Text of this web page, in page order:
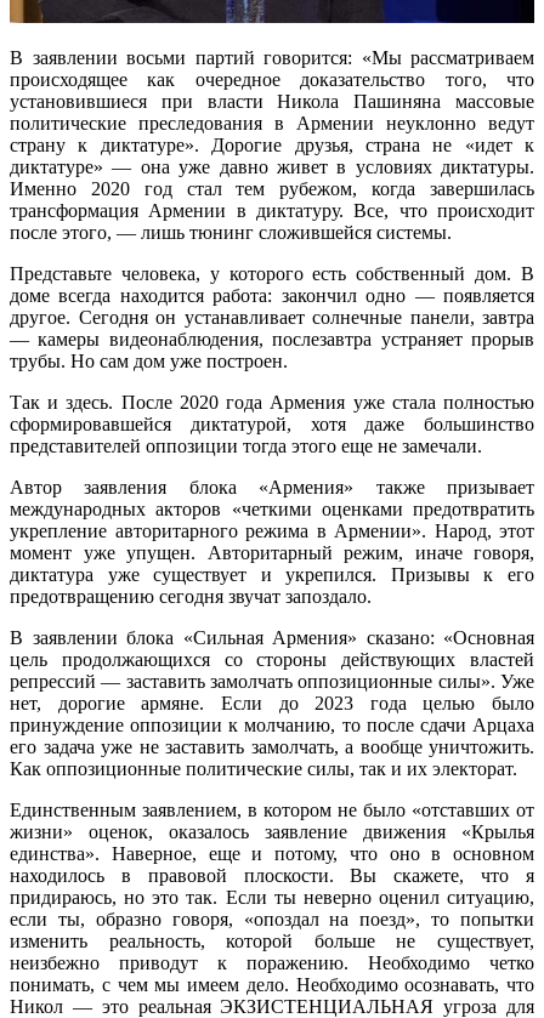
В заявлении восьми партий говорится: «Мы рассматриваем
происходящее как очередное доказательство того, что
установившиеся при власти Никола Пашиняна массовые
политические преследования в Армении неуклонно ведут
страну к диктатуре». Дорогие друзья, страна не «идет к
диктатуре» — она уже давно живет в условиях диктатуры.
Именно 2020 год стал тем рубежом, когда завершилась
трансформация Армении в диктатуру. Все, что происходит
после этого, — лишь тюнинг сложившейся системы.
Представьте человека, у которого есть собственный дом. В
доме всегда находится работа: закончил одно — появляется
другое. Сегодня он устанавливает солнечные панели, завтра
— камеры видеонаблюдения, послезавтра устраняет прорыв
трубы. Но сам дом уже построен.
Так и здесь. После 2020 года Армения уже стала полностью
сформировавшейся диктатурой, хотя даже большинство
представителей оппозиции тогда этого еще не замечали.
Автор заявления блока «Армения» также призывает
международных акторов «четкими оценками предотвратить
укрепление авторитарного режима в Армении». Народ, этот
момент уже упущен. Авторитарный режим, иначе говоря,
диктатура уже существует и укрепился. Призывы к его
предотвращению сегодня звучат запоздало.
В заявлении блока «Сильная Армения» сказано: «Основная
цель продолжающихся со стороны действующих властей
репрессий — заставить замолчать оппозиционные силы». Уже
нет, дорогие армяне. Если до 2023 года целью было
принуждение оппозиции к молчанию, то после сдачи Арцаха
его задача уже не заставить замолчать, а вообще уничтожить.
Как оппозиционные политические силы, так и их электорат.
Единственным заявлением, в котором не было «отставших от
жизни» оценок, оказалось заявление движения «Крылья
единства». Наверное, еще и потому, что оно в основном
находилось в правовой плоскости. Вы скажете, что я
придираюсь, но это так. Если ты неверно оценил ситуацию,
если ты, образно говоря, «опоздал на поезд», то попытки
изменить реальность, которой больше не существует,
неизбежно приводут к поражению. Необходимо четко
понимать, с чем мы имеем дело. Необходимо осознавать, что
Никол — это реальная ЭКЗИСТЕНЦИАЛЬНАЯ угроза для